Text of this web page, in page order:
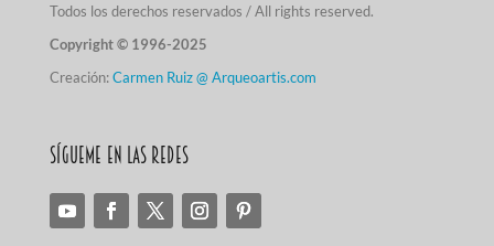
Todos los derechos reservados / All rights reserved.
Copyright © 1996-2025
Creación:Carmen Ruiz @ Arqueoartis.com
Sígueme en las redes